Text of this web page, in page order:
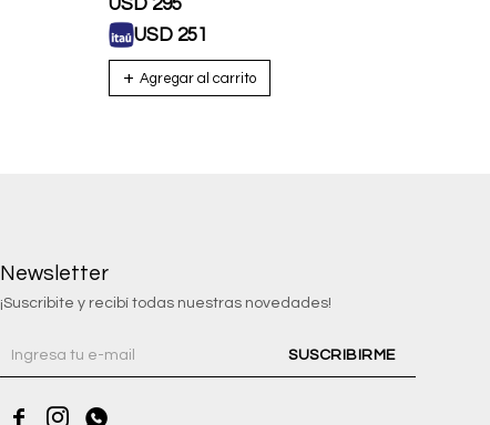
USD 295
USD 251
Newsletter
¡Suscribite y recibí todas nuestras novedades!
SUSCRIBIRME
  